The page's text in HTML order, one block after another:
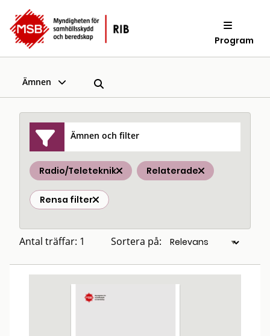
Program
Ämnen
Ämnen och filter
Radio/Teleteknik Relaterade
Rensa filter
Antal träffar: 1 Sortera på: